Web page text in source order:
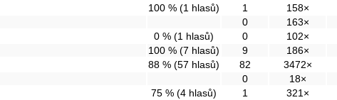
100 % (1 hlasů) 1 158×
0 163×
0 % (1 hlasů) 0 102×
100 % (7 hlasů) 9 186×
88 % (57 hlasů) 82 3472×
0 18×
75 % (4 hlasů) 1 321×